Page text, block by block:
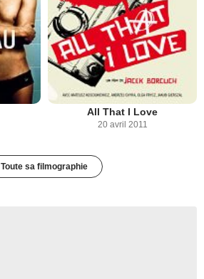
All That I Love
20 avril 2011
Toute sa filmographie